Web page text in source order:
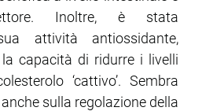
Inoltre, è stata
attività antiossidante,
capacità di ridurre i livelli
‘cattivo’. Sembra
sulla regolazione della